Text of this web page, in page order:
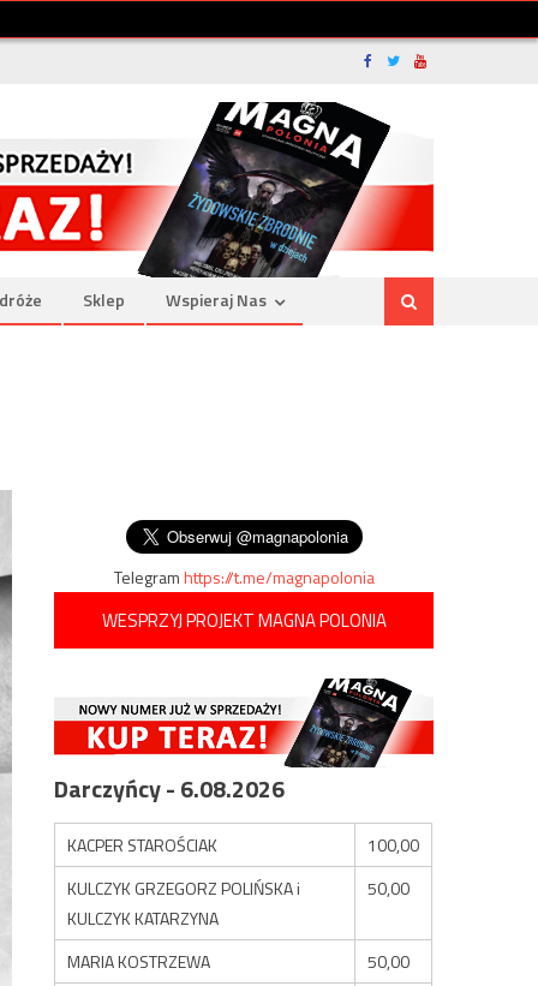
Sklep Wspieraj Nas
Telegramhttps://t.me/magnapolonia
WESPRZYJ PROJEKT MAGNA POLONIA
Darczyńcy - 6.08.2026
KACPER STAROŚCIAK
100,00
KULCZYK GRZEGORZ POLIŃSKA i
KULCZYK KATARZYNA
50,00
MARIA KOSTRZEWA
50,00